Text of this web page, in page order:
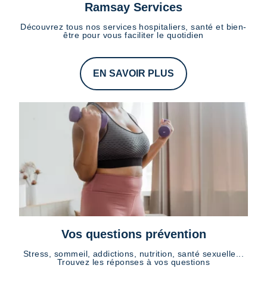
Ramsay Services
Découvrez tous nos services hospitaliers, santé et bien-
être pour vous faciliter le quotidien
EN SAVOIR PLUS
Vos questions prévention
Stress, sommeil, addictions, nutrition, santé sexuelle...
Trouvez les réponses à vos questions